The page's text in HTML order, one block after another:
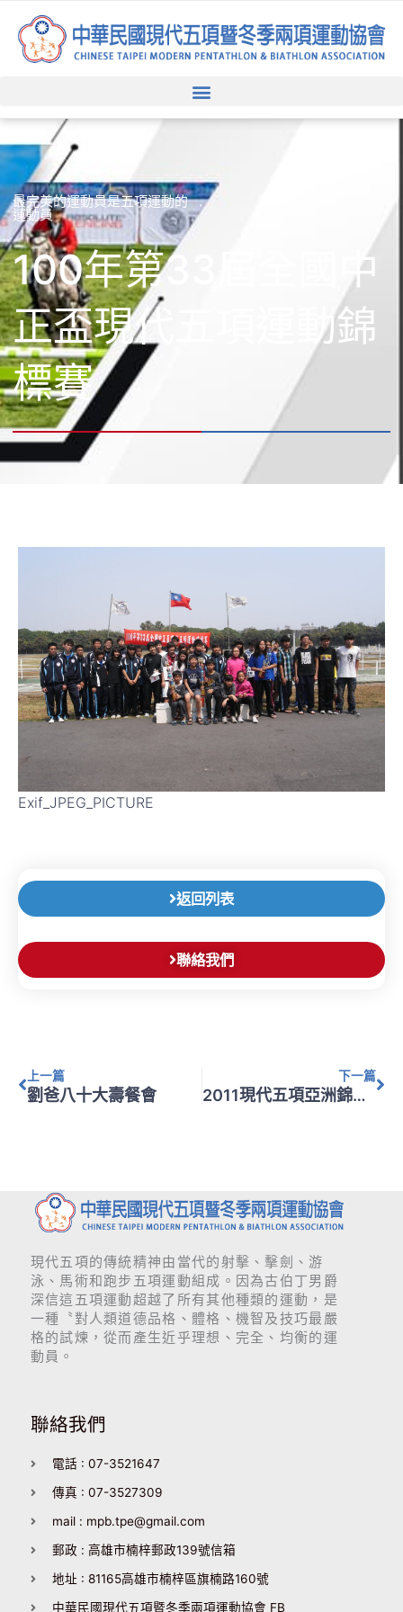
最完美的運動員是五項運動的
運動員
100年第33屆全國中
正盃現代五項運動錦
標賽
Exif_JPEG_PICTURE
返回列表
聯絡我們
上一篇
劉爸八十大壽餐會
下一篇
2011現代五項亞洲錦標賽
現代五項的傳統精神由當代的射擊、擊劍、游
泳、馬術和跑步五項運動組成。因為古伯丁男爵
深信這五項運動超越了所有其他種類的運動，是
一種〝對人類道德品格、體格、機智及技巧最嚴
格的試煉，從而產生近乎理想、完全、均衡的運
動員。
聯絡我們
電話 : 07-3521647
傳真 : 07-3527309
mail : mpb.tpe@gmail.com
郵政 : 高雄市楠梓郵政139號信箱
地址 : 81165高雄市楠梓區旗楠路160號
中華民國現代五項暨冬季兩項運動協會 FB